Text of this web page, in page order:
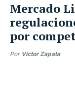
Mercado
por
Por Víctor Zapata